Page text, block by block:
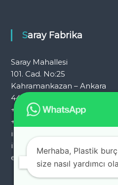
Saray Fabrika
Saray Mahallesi
101. Cad. No:25
Kahramankazan – Ankara
444 7 054
+90 312 353 25 72
+90 312 353 25 92
info@ademkocplastik.com.tr
Merhaba, Plastik
size nasıl yardımcı